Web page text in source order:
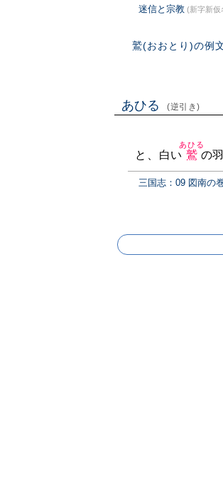
迷信と宗教 (新字新仮
鷲(おおとり)の例
あひる (逆引き)
と、白い 鷲
あひる
の
三国志：09 図南の